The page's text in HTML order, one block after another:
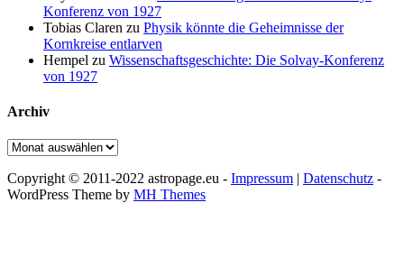
Konferenz von 1927
Tobias Claren zu Physik könnte die Geheimnisse der
Kornkreise entlarven
Hempel zu Wissenschaftsgeschichte: Die Solvay-Konferenz
von 1927
Archiv
Archiv
Copyright © 2011-2022 astropage.eu - Impressum | Datenschutz -
WordPress Theme by MH Themes